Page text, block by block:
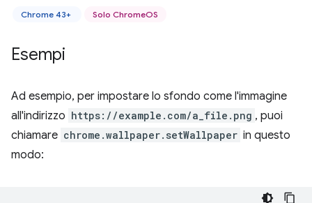
Chrome 43+ Solo ChromeOS
Esempi
Ad esempio, per impostare lo sfondo come l'immagine
all'indirizzo https://example.com/a_file.png , puoi
chiamare chrome.wallpaper.setWallpaper in questo
modo: